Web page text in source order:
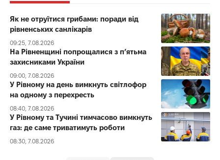
Як не отруїтися грибами: поради від
рівненських санлікарів
09:25, 7.08.2026
На Рівненщині попрощалися з п’ятьма
захисниками України
09:00, 7.08.2026
У Рівному на день вимкнуть світлофор
на одному з перехресть
08:40, 7.08.2026
У Рівному та Тучині тимчасово вимкнуть
газ: де саме триватимуть роботи
08:30, 7.08.2026